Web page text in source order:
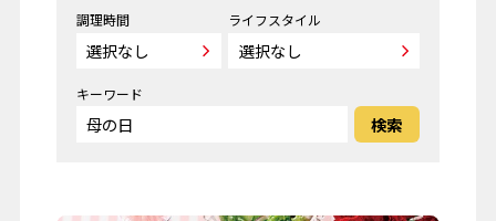
調理時間 ライフスタイル
キーワード